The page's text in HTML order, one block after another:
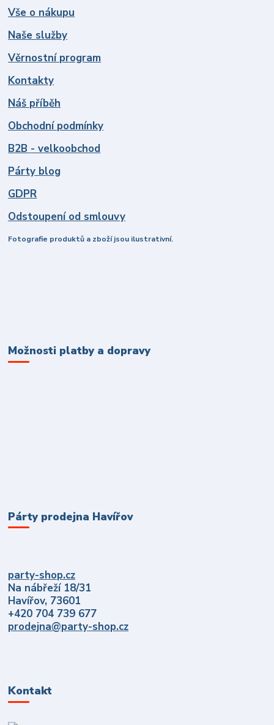
Vše o nákupu
Naše služby
Věrnostní program
Kontakty
Náš příběh
Obchodní podmínky
B2B - velkoobchod
Párty blog
GDPR
Odstoupení od smlouvy
Fotografie produktů a zboží jsou ilustrativní.
Možnosti platby a dopravy
Párty prodejna Havířov
party-shop.cz
Na nábřeží 18/31
Havířov, 73601
+420 704 739 677
prodejna@party-shop.cz
Kontakt